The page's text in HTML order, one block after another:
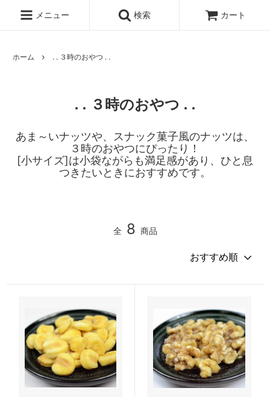
メニュー 検索 カート
ホーム . . ３時のおやつ . .
. . ３時のおやつ . .
あま～いナッツや、スナック菓子風のナッツは、
３時のおやつにぴったり！
[小サイズ]は小袋ながらも満足感があり、ひと息
つきたいときにおすすめです。
全 8 商品